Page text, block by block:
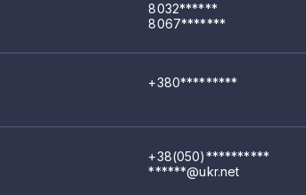
8032******
8067*******
+380*********
+38(050)**********
******@ukr.net